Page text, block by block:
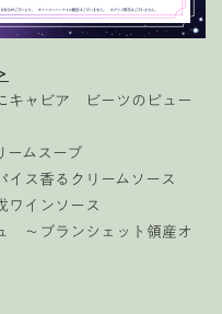
キャビア ビーツのピュー
ームスープ
ス香るクリームソース
ワインソース
〜ブランシェット領産オ